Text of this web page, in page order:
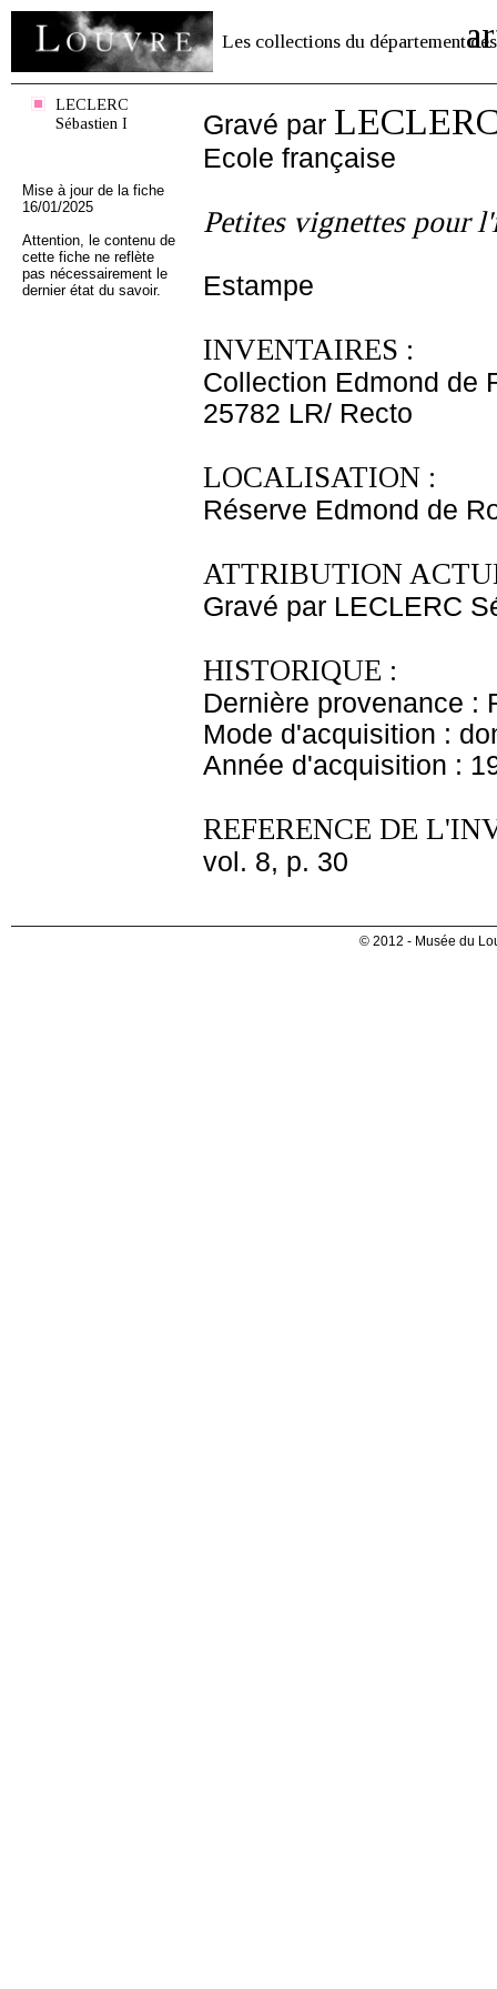
Les collections du département des
LECLERC
Sébastien I
Mise à jour de la fiche
16/01/2025
Attention, le contenu de
cette fiche ne reflète
pas nécessairement le
dernier état du savoir.
Gravé par
Ecole française
Petites vignettes pour
Estampe
INVENTAIRES :
Collection Edmond de
25782 LR/ Recto
LOCALISATION :
Réserve Edmond de
ATTRIBUTION
Gravé par LECLERC
HISTORIQUE :
Dernière provenance :
Mode d'acquisition :
Année d'acquisition :
REFERENCE DE
vol. 8, p. 30
© 2012 - Musée du